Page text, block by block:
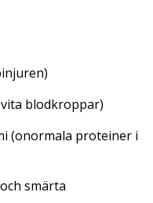
blodkroppar)
(onormala proteiner i
smärta